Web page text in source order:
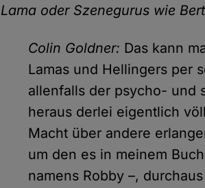
Lama oder Szenegurus wie
Colin Goldner: Das kann
Lamas und Hellingers per
allenfalls der psycho- und
heraus derlei eigentlich
Macht über andere
um den es in meinem
namens Robby –,